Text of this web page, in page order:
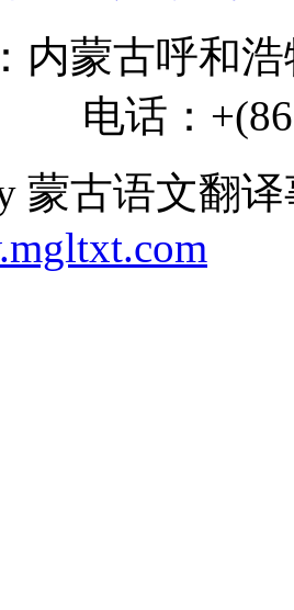
内蒙古呼和
电话：
蒙古语文翻